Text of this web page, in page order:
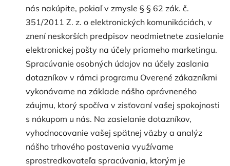
nás nakúpite, pokiaľ v zmysle § § 62 zák. č.
351/2011 Z. z. o elektronických komunikáciách, v
znení neskorších predpisov neodmietnete zasielanie
elektronickej pošty na účely priameho marketingu.
Spracúvanie osobných údajov na účely zaslania
dotazníkov v rámci programu Overené zákazníkmi
vykonávame na základe nášho oprávneného
záujmu, ktorý spočíva v zisťovaní vašej spokojnosti
s nákupom u nás. Na zasielanie dotazníkov,
vyhodnocovanie vašej spätnej väzby a analýz
nášho trhového postavenia využívame
sprostredkovateľa spracúvania, ktorým je